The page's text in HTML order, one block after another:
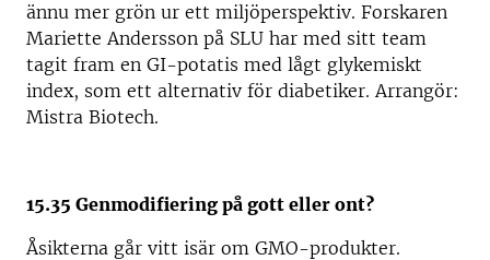
ännu mer grön ur ett miljöperspektiv. Forskaren
Mariette Andersson på SLU har med sitt team
tagit fram en GI-potatis med lågt glykemiskt
index, som ett alternativ för diabetiker. Arrangör:
Mistra Biotech.
15.35 Genmodifiering på gott eller ont?
Åsikterna går vitt isär om GMO-produkter.